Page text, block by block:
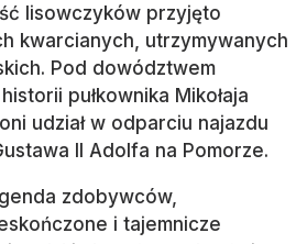
lisowczyków przyjęto
kwarcianych, utrzymywanych
Pod dowództwem
pułkownika Mikołaja
udział w odparciu najazdu
II Adolfa na Pomorze.
zdobywców,
i tajemnicze